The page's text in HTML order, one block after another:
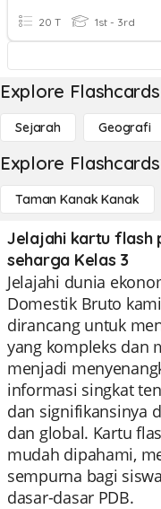
20 T 1st - 3rd
Explore
Sejarah Geografi
Explore
Taman Kanak Kanak
Jelajahi kartu flash
seharga Kelas 3
Jelajahi dunia
Domestik Bruto
dirancang untuk
yang kompleks dan
menjadi
informasi singkat
dan signifikansinya
dan global. Kartu
mudah dipahami,
sempurna bagi
dasar-dasar PDB.